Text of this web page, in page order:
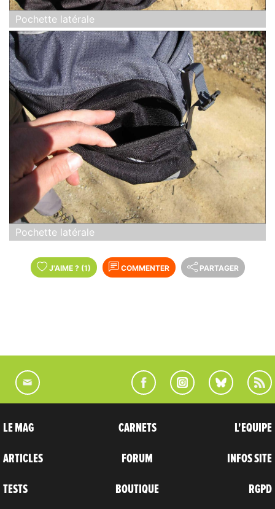
Pochette latérale
Pochette latérale
J'AIME ? (1) COMMENTER PARTAGER
LE MAG
ARTICLES
TESTS
CARNETS
FORUM
BOUTIQUE
L'EQUIPE
INFOS SITE
RGPD